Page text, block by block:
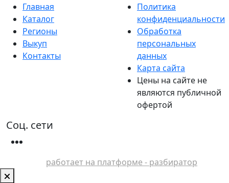
Главная
Каталог
Регионы
Выкуп
Контакты
Политика
конфиденциальности
Обработка
персональных
данных
Карта сайта
Цены на сайте не
являются публичной
офертой
Соц. сети
работает на платформе - разбиратор